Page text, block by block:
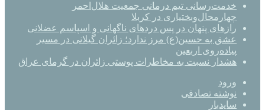
خدمت‌رسانی تیم درمانی جمعیت هلال‌احمر
چهارمحال‌وبختیاری در کربلا
رازهای پنهان در پس دردهای ناگهانی و اسپاسم عضلانی
عشق به حسین(ع) مرز ندارد؛ زائران گیلانی در مسیر
پیاده‌روی اربعین
هشدار نسبت به مخاطرات پوستی زائران در گرمای عراق
ورود
نوشته تصادفی
سایدبار